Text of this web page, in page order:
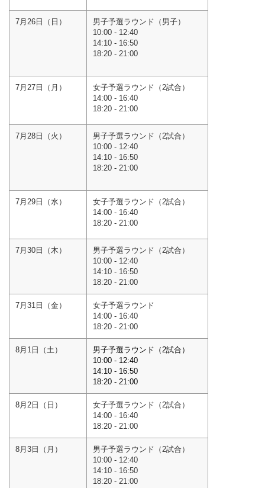
7月26日 （日）
男子予選ラウンド（男子）
10:00 - 12:40
14:10 - 16:50
18:20 - 21:00
7月27日（月）
女子予選ラウンド（2試合）
14:00 - 16:40
18:20 - 21:00
7月28日（火 ）
男子予選ラウンド（2試合）
10:00 - 12:40
14:10 - 16:50
18:20 - 21:00
7月29日（水）
女子予選ラウンド（2試合）
14:00 - 16:40
18:20 - 21:00
7月30日（木）
男子予選ラウンド（2試合）
10:00 - 12:40
14:10 - 16:50
18:20 - 21:00
7月31日（金）
女子予選ラウンド
14:00 - 16:40
18:20 - 21:00
8月1日（土）
男子予選ラウンド（2試合）
10:00 - 12:40
14:10 - 16:50
18:20 - 21:00
8月2日（日）
女子予選ラウンド（2試合）
14:00 - 16:40
18:20 - 21:00
8月3日（月）
男子予選ラウンド（2試合）
10:00 - 12:40
14:10 - 16:50
18:20 - 21:00